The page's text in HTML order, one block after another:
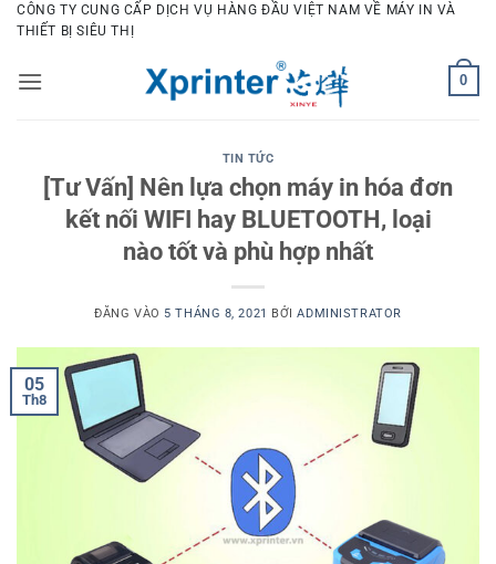
Bỏ
qua
dung
CÔNG TY CUNG CẤP DỊCH VỤ HÀNG ĐẦU VIỆT NAM VỀ MÁY IN VÀ
THIẾT BỊ SIÊU THỊ
0
TIN TỨC
[Tư Vấn] Nên lựa chọn máy in hóa đơn
kết nối WIFI hay BLUETOOTH, loại
nào tốt và phù hợp nhất
ĐĂNG VÀO 5 THÁNG 8, 2021 BỞIADMINISTRATOR
05
Th8